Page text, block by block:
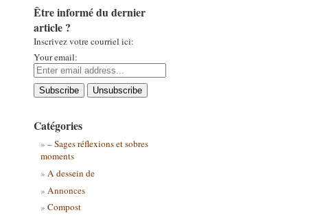
Être informé du dernier
article ?
Inscrivez votre courriel ici:
Your email:
Catégories
– Sages réflexions et sobres
moments
A dessein de
Annonces
Compost